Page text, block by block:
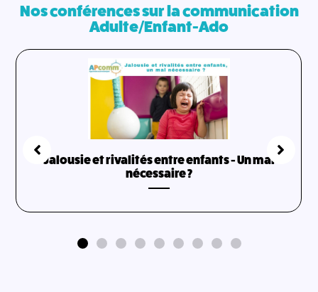
Nos conférences sur la communication
Adulte/Enfant-Ado
Jalousie et rivalités entre enfants - Un mal
nécessaire ?